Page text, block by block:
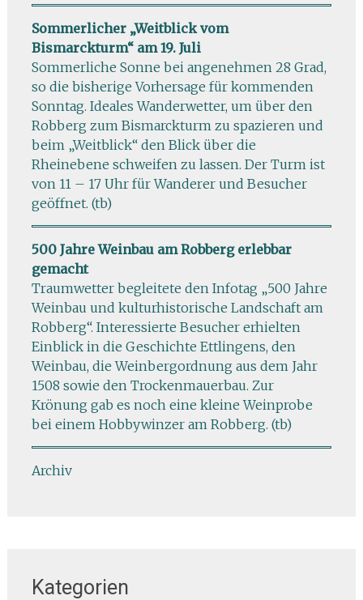
Sommerlicher „Weitblick vom
Bismarckturm“ am 19. Juli
Sommerliche Sonne bei angenehmen 28 Grad,
so die bisherige Vorhersage für kommenden
Sonntag. Ideales Wanderwetter, um über den
Robberg zum Bismarckturm zu spazieren und
beim „Weitblick“ den Blick über die
Rheinebene schweifen zu lassen. Der Turm ist
von 11 – 17 Uhr für Wanderer und Besucher
geöffnet. (tb)
500 Jahre Weinbau am Robberg erlebbar
gemacht
Traumwetter begleitete den Infotag „500 Jahre
Weinbau und kulturhistorische Landschaft am
Robberg“. Interessierte Besucher erhielten
Einblick in die Geschichte Ettlingens, den
Weinbau, die Weinbergordnung aus dem Jahr
1508 sowie den Trockenmauerbau. Zur
Krönung gab es noch eine kleine Weinprobe
bei einem Hobbywinzer am Robberg. (tb)
Archiv
Kategorien